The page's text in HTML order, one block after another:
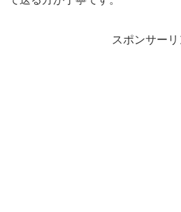
スポンサーリ